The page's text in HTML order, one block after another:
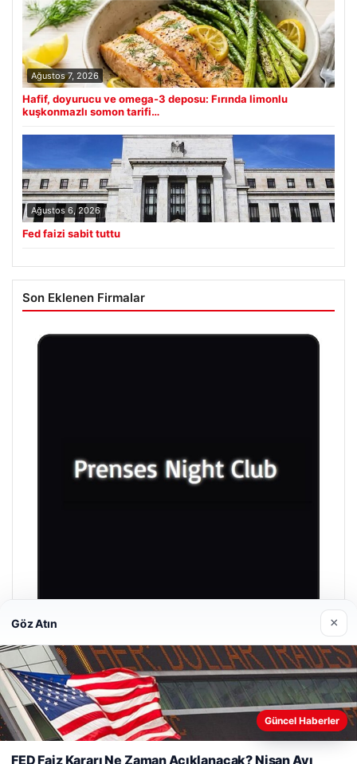
Ağustos 7, 2026
Hafif, doyurucu ve omega-3 deposu: Fırında limonlu
kuşkonmazlı somon tarifi…
Ağustos 6, 2026
Fed faizi sabit tuttu
Son Eklenen Firmalar
Prenses Night Club
Nisan 29, 2026
Web sitemizi nasıl kullandığınızı daha iyi anlayabilmek,
Göz Atın ×
Güncel Haberler
FED Faiz Kararı Ne Zaman Açıklanacak? Nisan Ayı